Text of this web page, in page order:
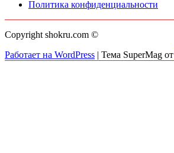
Политика конфиденциальности
Copyright shokru.com ©
Работает на WordPress | Тема SuperMag от